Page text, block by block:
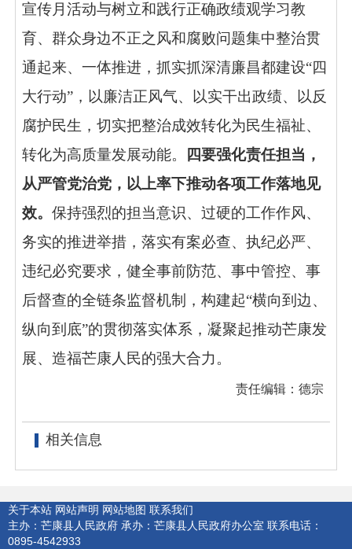
宣传月 活动与树立和践行正确政绩观学习教
育、 群众身边不正之风和腐败问题集中整治贯
通起来、一体推进， 抓实抓深清廉昌都建设“四
大行动”， 以廉洁正风气、 以实干出政绩、以反
腐护民生，切实把整治成效转化为民生福祉、
转化为高质量发展动能。
四要强化责任担当，
从严管党治党，以上率下推动各项工作落地见
效。 保持强烈的担当意识、过硬的工作作风、
务实的推进举措， 落实有案必查、执纪必严、
违纪必究要求，健全事前防范、事中管控、事
后督查的全链条监督机制， 构建起“横向到边、
纵向到底”的贯彻落实体系，凝聚起推动芒康发
展、造福芒康人民的强大合力。
责任编辑：德宗
相关信息
关于本站 网站声明 网站地图 联系我们
主办：芒康县人民政府 承办：芒康县人民政府办公室 联系电话：
0895-4542933